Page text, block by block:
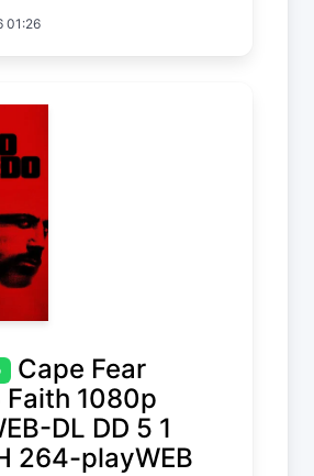
2
01:26
Cape Fear
Faith 1080p
DL DD 5 1
264-playWEB